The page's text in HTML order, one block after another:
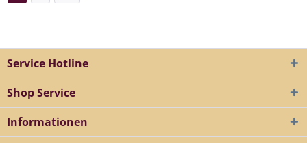
Service Hotline
Shop Service
Informationen